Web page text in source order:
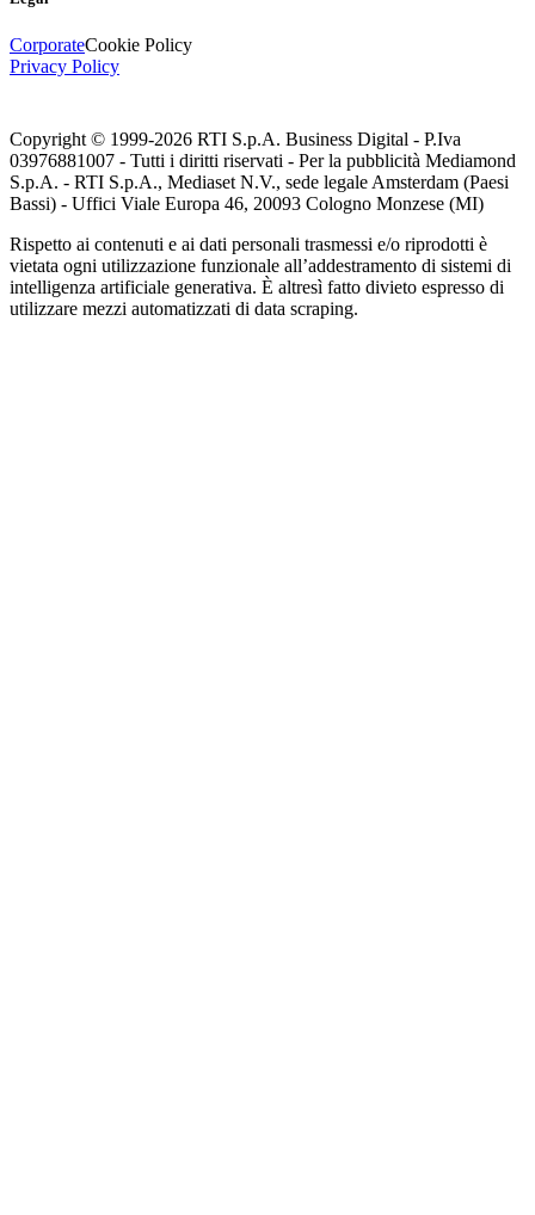
CorporateCookie Policy
Privacy Policy
Copyright © 1999-2026 RTI S.p.A. Business Digital - P.Iva
03976881007 - Tutti i diritti riservati - Per la pubblicità Mediamond
S.p.A. - RTI S.p.A., Mediaset N.V., sede legale Amsterdam (Paesi
Bassi) - Uffici Viale Europa 46, 20093 Cologno Monzese (MI)
Rispetto ai contenuti e ai dati personali trasmessi e/o riprodotti è
vietata ogni utilizzazione funzionale all’addestramento di sistemi di
intelligenza artificiale generativa. È altresì fatto divieto espresso di
utilizzare mezzi automatizzati di data scraping.